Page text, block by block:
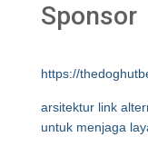
Sponsor
https://
arsitektur link
untuk menjaga